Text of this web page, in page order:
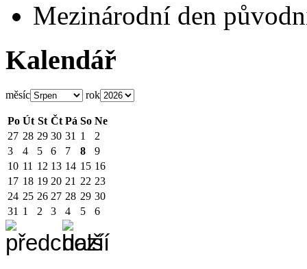
Mezinárodní den
Kalendář
měsíc rok
Po Út St Čt Pá So Ne
27 28 29 30 31 1
2
3
4 5 6 7 8
9
10 11 12 13 14 15 16
17 18 19 20 21 22 23
24 25 26 27 28 29 30
31 1 2 3 4 5 6